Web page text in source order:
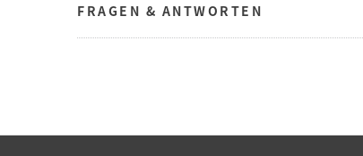
FRAGEN & ANTWORTEN